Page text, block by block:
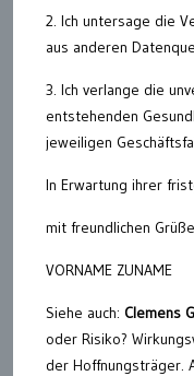
2. Ich untersage die
aus anderen
3. Ich verlange die
entstehenden
jeweiligen
In Erwartung ihrer
mit freundlichen
VORNAME ZUNAME
Siehe auch: Clemens
oder Risiko?
der Hoffnungsträger.